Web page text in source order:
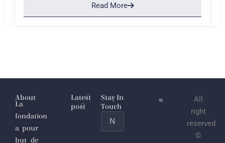
Read More
About
La
fondation
a pour
but de
Latest
post
L’Étaticule
joulanesque
Stay In
Touch
All
right
reserved
©